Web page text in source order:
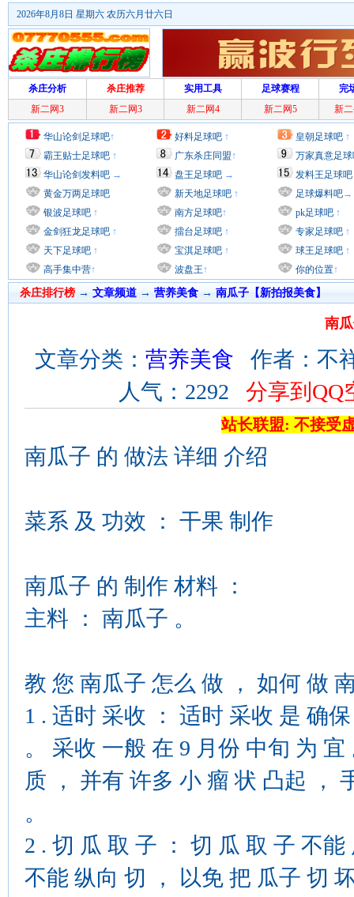
2026年8月8日 星期六 农历六月廿六日
杀庄分析 杀庄推荐 实用工具 足球赛程
完
新二网3
新二网3 新二网4 新二网5 新
华山论剑足球吧↑
霸王贴士足球吧 ↑
华山论剑发料吧 →
黄金万两足球吧
银波足球吧 ↑
金剑狂龙足球吧 ↑
天下足球吧 ↑
高手集中营↑
好料足球吧 ↑
广东杀庄同盟↑
盘王足球吧 →
新天地足球吧 ↑
南方足球吧↑
擂台足球吧 ↑
宝淇足球吧 ↑
波盘王↑
皇朝足球吧 ↑
万家真意足
发料王足球吧
足球爆料吧→
pk足球吧 ↑
专家足球吧 ↑
球王足球吧 ↑
你的位置↑
杀庄排行榜 → 文章频道→ 营养美食 → 南瓜子【新拍报美食】
南
文章分类： 营养美食 作者：不
人气：2292 分享到QQ
站长联盟: 不接受
南瓜子 的 做法 详细 介绍
菜系 及 功效 ： 干果 制作
南瓜子 的 制作 材料 ：
主料 ： 南瓜子 。
教 您 南瓜子 怎么 做 ， 如何 做
1 . 适时 采收 ： 适时 采收 是 确
。 采收 一般 在 9 月份 中旬 为
质 ， 并有 许多 小 瘤 状 凸起 ，
。
2 . 切 瓜 取 子 ： 切 瓜 取 子 不
不能 纵向 切 ， 以免 把 瓜子 切